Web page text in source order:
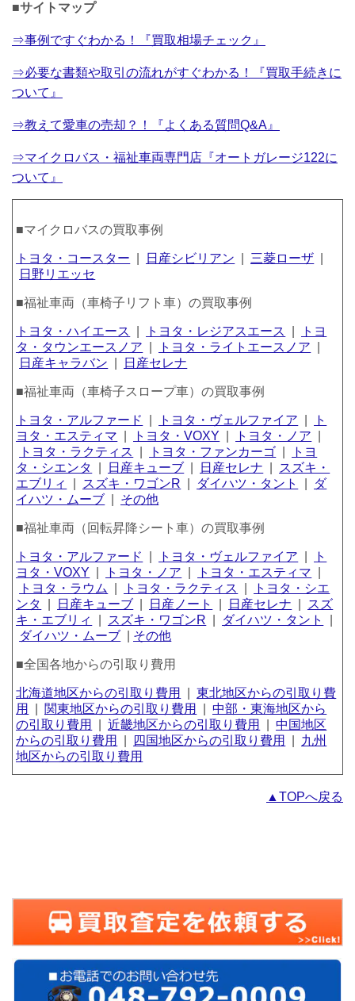
■サイトマップ
⇒事例ですぐわかる！『買取相場チェック』
⇒必要な書類や取引の流れがすぐわかる！『買取手続きに
ついて』
⇒教えて愛車の売却？！『よくある質問Q&A』
⇒マイクロバス・福祉車両専門店『オートガレージ122に
ついて』
■マイクロバスの買取事例
トヨタ・コースター 日産シビリアン 三菱ローザ
日野リエッセ
■福祉車両（車椅子リフト車）の買取事例
トヨタ・ハイエース トヨタ・レジアスエース
トヨ
タ・タウンエースノア
トヨタ・ライトエースノア
日産キャラバン
日産セレナ
■福祉車両（車椅子スロープ車）の買取事例
トヨタ・アルファード トヨタ・ヴェルファイア
ト
ヨタ・エスティマ
トヨタ・VOXY トヨタ・ノア
トヨタ・ラクティス
トヨタ・ファンカーゴ
トヨ
タ・シエンタ
日産キューブ 日産セレナ
スズキ・
エブリィ
スズキ・ワゴンR ダイハツ・タント
ダ
イハツ・ムーブ
その他
■福祉車両（回転昇降シート車）の買取事例
トヨタ・アルファード トヨタ・ヴェルファイア
ト
ヨタ・VOXY
トヨタ・ノア トヨタ・エスティマ
トヨタ・ラウム
トヨタ・ラクティス
トヨタ・シエ
ンタ
日産キューブ 日産ノート 日産セレナ
スズ
キ・エブリィ
スズキ・ワゴンR ダイハツ・タント
ダイハツ・ムーブ
その他
■全国各地からの引取り費用
北海道地区からの引取り費用 |東北地区からの引取り費
用
関東地区からの引取り費用 |中部・東海地区から
の引取り費用
|近畿地区からの引取り費用 |中国地区
からの引取り費用
四国地区からの引取り費用
九州
地区からの引取り費用
▲TOPへ戻る